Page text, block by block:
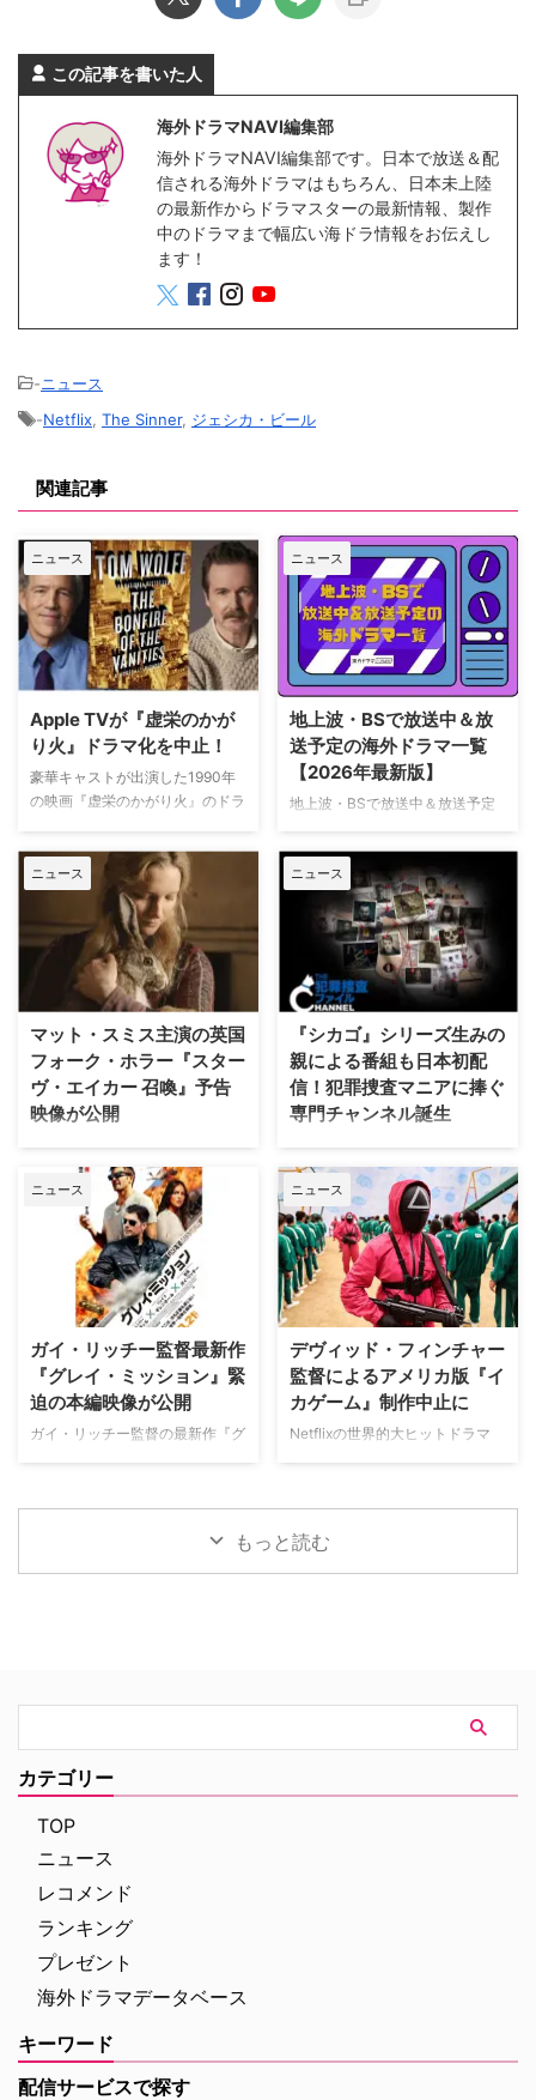
この記事を書いた人
海外ドラマNAVI編集部
海外ドラマNAVI編集部です。日本で放送＆配
信される海外ドラマはもちろん、日本未上陸
の最新作からドラマスターの最新情報、製作
中のドラマまで幅広い海ドラ情報をお伝えし
ます！
-ニュース
-Netflix The Sinner, ジェシカ・ビール
関連記事
ニュース
Apple TVが『虚栄のかが
り火』ドラマ化を中止！
豪華キャストが出演した1990年
の映画『虚栄のかがり火』のドラ
たが、頓挫したことが明らかにな
った。米Deadlineが報じてい
る。 鬼門らしく一筋縄ではいか
ず 原作は、1987年に出版された
トム・ウルフのベストセラー小説
「虚栄の篝火」。1980年代のニ
ューヨークの上流社会を辛辣に風
刺した作品だ。ウォール街で台頭
したトレーダーたち、その華奢な
妻や愛人、そして富裕層が住むマ
ンハッタンと周辺の貧困な地区と
の間にくすぶる人種間の緊張を描
ニュース
地上波・BSで放送中＆放
送予定の海外ドラマ一覧
【2026年最新版】
地上波・BSで放送中＆放送予定
時更新） NHK・NHK BSで放送
中＆放送予定の海外ドラマ 海外
ドラマ『DOC（ドック） あす
へのカルテ』 NHK BSプレミアム
4K｜毎週（木） 17：00～ イタ
リア発！ 12年間の記憶を失った
エリート医師の物語。 原作 ピエ
ト ルカ・アルジェンテーロ、マ
ティルデ・ジョリ、サラ・ラッザ
ーロ ほか ≫≫『DOC（ドッ
ク）3 あすへのカルテ』詳細 海
（日） …
ニュース
マット・スミス主演の英国
フォーク・ホラー『スター
ヴ・エイカー 召喚』予告
映像が公開
英国ヨークシャー地方を舞台に、
土地の伝承と家族の崩壊を描くフ
ォーク・ホラー映画『スターヴ・
エイカー 召喚』。公開に先駆け
て、不穏な空気が漂う日本版予告
映像と、英国らしい曇天の世界観
が印象的な場面写真が一挙に公開
された。 土地に眠る伝承と家族
の崩壊を描く、静謐なるフォー
ク・ホラー リチャードとジュリ
エット夫妻が最近移り住んだ英国
ヨークシャー地方の人里離れた
「スターヴ・エイカー」は、家族
幼い息子オーウェンは喘息発作に
ニュース
『シカゴ』シリーズ生みの
親による番組も日本初配
信！犯罪捜査マニアに捧ぐ
専門チャンネル誕生
日本唯一のミステリードラマ専門
チャンネル「ミステリーチャンネ
ル」が、開局月である8月に展開
する新たなサービスとして、犯罪
捜査に特化した新たな専門チャン
ネル「THE 犯罪捜査ファイル・
チャンネル」をスタート。 『ラ
イン・オブ・デューティ』キャス
トが贈る犯罪ドキュメンタリーも
本チャンネルは、JCOM株式会社
がAmazon Prime Videoで提供す
る新たなチャンネルパッケージサ
ービス「プレミアTVパック」の
ないクライムドキュメンタリーを
ニュース
ガイ・リッチー監督最新作
『グレイ・ミッション』緊
迫の本編映像が公開
ガイ・リッチー監督の最新作『グ
ヘンリー・カヴィルによるスタイ
た。さらに、著名人たちからの絶
ンを熱狂させたガイ・リッチー監
督の最新作は、最高にセクシーで
最高に危険なノンストップ・バデ
ィアクションだ。アメリカ海軍 …
ニュース
デヴィッド・フィンチャー
監督によるアメリカ版『イ
カゲーム』制作中止に
Netflixの世界的大ヒットドラマ
をとる予定だった英語版スピンオ
フ『Heckler（仮題）』の企画開
発が中止されたことが明らかにな
った。一時は同フランチャイズ初
ThePlaylistが報じている。 デヴ
ィッド・フィンチャーが進めてい
2024年、フィンチャーがNetf …
もっと読む
カテゴリー
TOP
ニュース
レコメンド
ランキング
プレゼント
海外ドラマデータベース
キーワード
配信サービスで探す